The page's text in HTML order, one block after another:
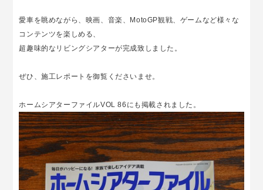
愛車を眺めながら、映画、音楽、MotoGP観戦、ゲームなど様々な
コンテンツを楽しめる、
超趣味的なリビングシアターが完成致しました。
ぜひ、施工レポートを御覧くださいませ。
ホームシアターファイルVOL 86にも掲載されました。